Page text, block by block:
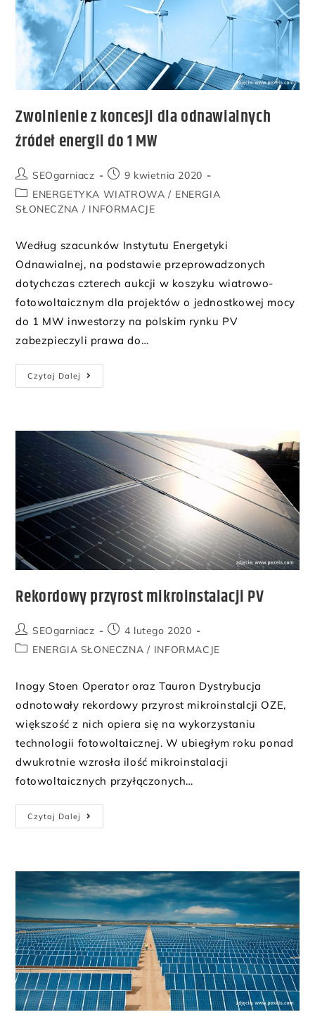
Zwolnienie z koncesji dla odnawialnych
źródeł energii do 1 MW
SEOgarniacz
9 kwietnia 2020
ENERGETYKA WIATROWA / ENERGIA
SŁONECZNA / INFORMACJE
Według szacunków Instytutu Energetyki
Odnawialnej, na podstawie przeprowadzonych
dotychczas czterech aukcji w koszyku wiatrowo-
fotowoltaicznym dla projektów o jednostkowej mocy
do 1 MW inwestorzy na polskim rynku PV
zabezpieczyli prawa do…
Czytaj Dalej
Rekordowy przyrost mikroinstalacji PV
SEOgarniacz
4 lutego 2020
ENERGIA SŁONECZNA / INFORMACJE
Inogy Stoen Operator oraz Tauron Dystrybucja
odnotowały rekordowy przyrost mikroinstalcji OZE,
większość z nich opiera się na wykorzystaniu
technologii fotowoltaicznej. W ubiegłym roku ponad
dwukrotnie wzrosła ilość mikroinstalacji
fotowoltaicznych przyłączonych…
Czytaj Dalej